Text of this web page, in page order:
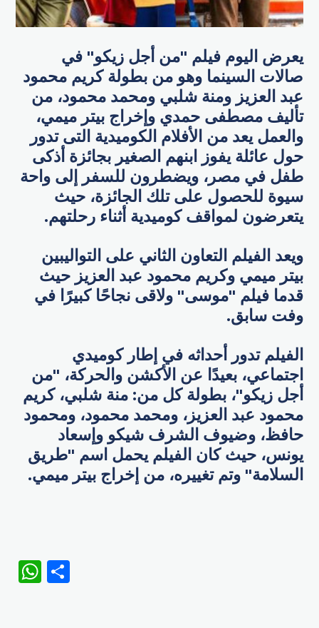
يعرض اليوم فيلم "من أجل زيكو" في
صالات السينما وهو من بطولة كريم محمود
عبد العزيز ومنة شلبي ومحمد محمود، من
تأليف مصطفى حمدي وإخراج بيتر ميمي،
والعمل يعد من الأفلام الكوميدية التى تدور
حول عائلة يفوز ابنهم الصغير بجائزة أذكى
طفل في مصر، ويضطرون للسفر إلى واحة
سيوة للحصول على تلك الجائزة، حيث
يتعرضون لمواقف كوميدية أثناء رحلتهم.
ويعد الفيلم التعاون الثاني على التواليبين
بيتر ميمي وكريم محمود عبد العزيز حيث
قدما فيلم "موسى" ولاقى نجاحًا كبيرًا في
وفت سابق.
الفيلم تدور أحداثه في إطار كوميدي
اجتماعي، بعيدًا عن الأكشن والحركة، "من
أجل زيكو"، بطولة كل من: منة شلبي، كريم
محمود عبد العزيز، ومحمد محمود، ومحمود
حافظ، وضيوف الشرف شيكو وإسعاد
يونس، حيث كان الفيلم يحمل اسم "طريق
السلامة" وتم تغييره، من إخراج بيتر ميمي.
WhatsApp